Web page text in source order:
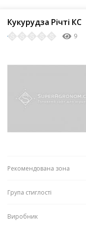
Кукурудза Річті КС
9
Рекомендована зона
Група стиглості
Виробник